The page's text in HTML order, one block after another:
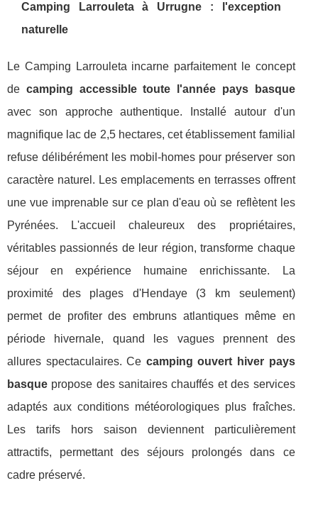
Camping Larrouleta à Urrugne : l'exception
naturelle
Le Camping Larrouleta incarne parfaitement le concept
de camping accessible toute l'année pays basque
avec son approche authentique. Installé autour d'un
magnifique lac de 2,5 hectares, cet établissement familial
refuse délibérément les mobil-homes pour préserver son
caractère naturel. Les emplacements en terrasses offrent
une vue imprenable sur ce plan d'eau où se reflètent les
Pyrénées. L'accueil chaleureux des propriétaires,
véritables passionnés de leur région, transforme chaque
séjour en expérience humaine enrichissante. La
proximité des plages d'Hendaye (3 km seulement)
permet de profiter des embruns atlantiques même en
période hivernale, quand les vagues prennent des
allures spectaculaires. Ce camping ouvert hiver pays
basque propose des sanitaires chauffés et des services
adaptés aux conditions météorologiques plus fraîches.
Les tarifs hors saison deviennent particulièrement
attractifs, permettant des séjours prolongés dans ce
cadre préservé.